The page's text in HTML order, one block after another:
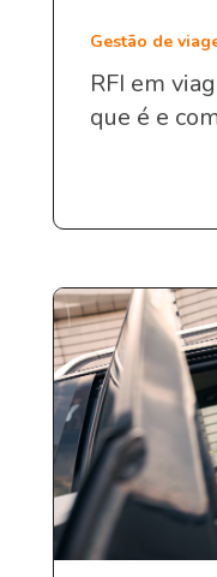
Gestão de
RFI em
que é e